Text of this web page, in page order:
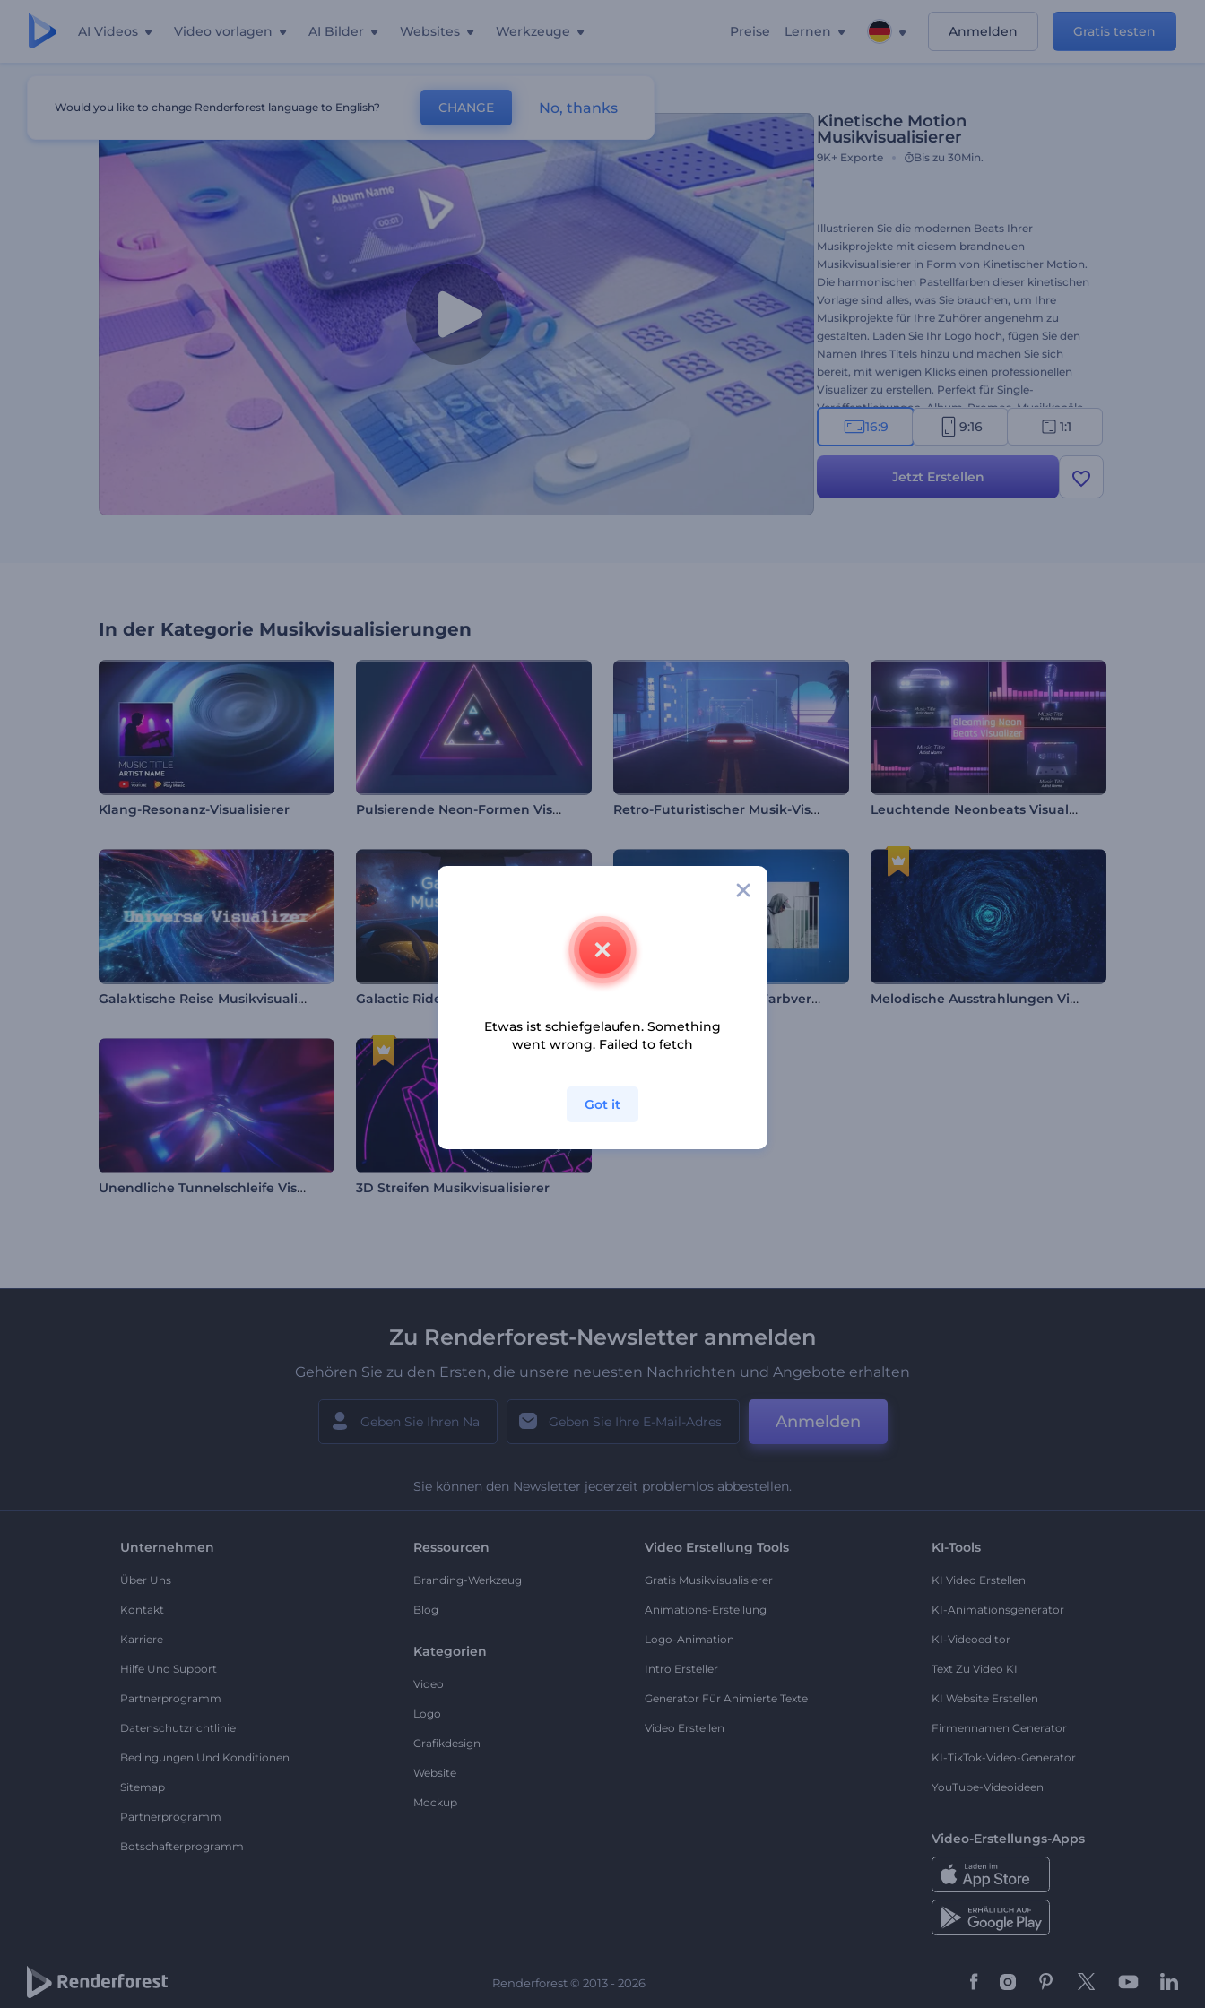
AI Videos Video vorlagen AI Bilder Websites Werkzeuge Preise Lernen Anmelden Gratis testen
Kinetische Motion
Musikvisualisierer
9K+ Exporte Bis zu 30Min.
Illustrieren Sie die modernen Beats Ihrer
Musikprojekte mit diesem brandneuen
Musikvisualisierer in Form von Kinetischer Motion.
Die harmonischen Pastellfarben dieser kinetischen
Vorlage sind alles, was Sie brauchen, um Ihre
Musikprojekte für Ihre Zuhörer angenehm zu
gestalten. Laden Sie Ihr Logo hoch, fügen Sie den
Namen Ihres Titels hinzu und machen Sie sich
bereit, mit wenigen Klicks einen professionellen
Visualizer zu erstellen. Perfekt für Single-
Veröffentlichungen, Album-Promos, Musikkanäle
und vieles mehr. Begeistern Sie Ihre Zuhörer mit
Ihrem hochmodernen Musikvisualisierer. Probieren
Sie es jetzt aus!
16:9 9:16 1:1
Jetzt Erstellen
In der Kategorie Musikvisualisierungen
Klang-Resonanz-Visualisierer Pulsierende Neon-Formen Visualizer Retro-Futuristischer Musik-Visualisierer Leuchtende Neonbeats Visualisierer
Galaktische Reise Musikvisualisierer Galactic Ride Music Visualizer Equalizer mit glattem Farbverlauf Melodische Ausstrahlungen Visualisierer
Unendliche Tunnelschleife Visualisierer 3D Streifen Musikvisualisierer
Zu Renderforest-Newsletter anmelden
Gehören Sie zu den Ersten, die unsere neuesten Nachrichten und Angebote erhalten
Anmelden
Sie können den Newsletter jederzeit problemlos abbestellen.
Unternehmen
Über Uns
Kontakt
Karriere
Hilfe Und Support
Partnerprogramm
Datenschutzrichtlinie
Bedingungen Und Konditionen
Sitemap
Partnerprogramm
Botschafterprogramm
Ressourcen
Branding-Werkzeug
Blog
Kategorien
Video
Logo
Grafikdesign
Website
Mockup
Video Erstellung Tools
Gratis Musikvisualisierer
Animations-Erstellung
Logo-Animation
Intro Ersteller
Generator Für Animierte Texte
Video Erstellen
KI-Tools
KI Video Erstellen
KI-Animationsgenerator
KI-Videoeditor
Text Zu Video KI
KI Website Erstellen
Firmennamen Generator
KI-TikTok-Video-Generator
YouTube-Videoideen
Video-Erstellungs-Apps
Renderforest © 2013 - 2026
Would you like to change Renderforest language to English? CHANGE No, thanks
Etwas ist schiefgelaufen. Something
went wrong. Failed to fetch
Got it